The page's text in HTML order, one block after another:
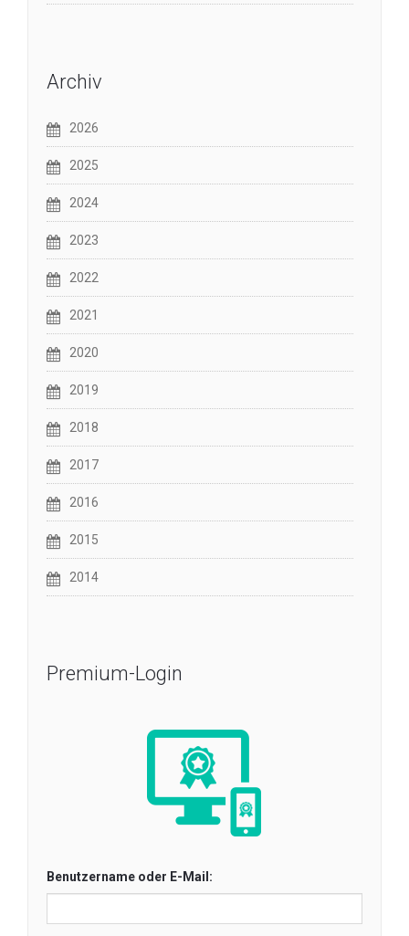
Archiv
2026
2025
2024
2023
2022
2021
2020
2019
2018
2017
2016
2015
2014
Premium-Login
Benutzername oder E-Mail: